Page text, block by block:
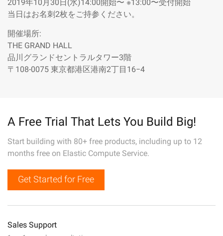
2019年10月30日(水)14:00開始〜 ※13:00〜受付開始
当日はお名刺2枚をご持参ください。
開催場所:
THE GRAND HALL
品川グランドセントラルタワー3階
〒108-0075 東京都港区港南2丁目16−4
A Free Trial That Lets You Build Big!
Start building with 80+ free products, including up to 12
months free on Elastic Compute Service.
Get Started for Free
Sales Support